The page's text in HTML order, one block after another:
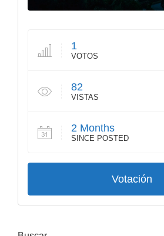
1
VOTOS
82
VISTAS
2 Months
SINCE POSTED
Votación